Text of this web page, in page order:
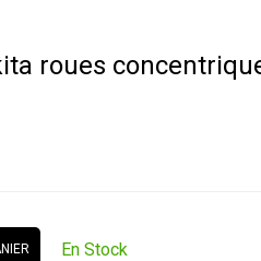
roues
En Stock